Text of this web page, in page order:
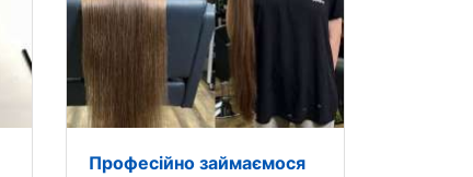
Професійно займаємося